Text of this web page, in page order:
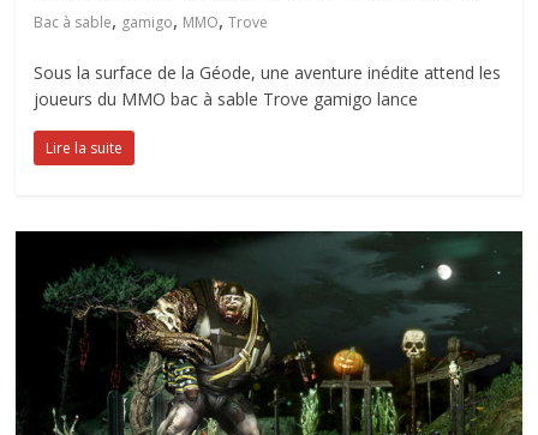
Bac à sable, gamigo, MMO,Trove
Sous la surface de la Géode, une aventure inédite attend les
joueurs du MMO bac à sable Trove gamigo lance
Lire la suite